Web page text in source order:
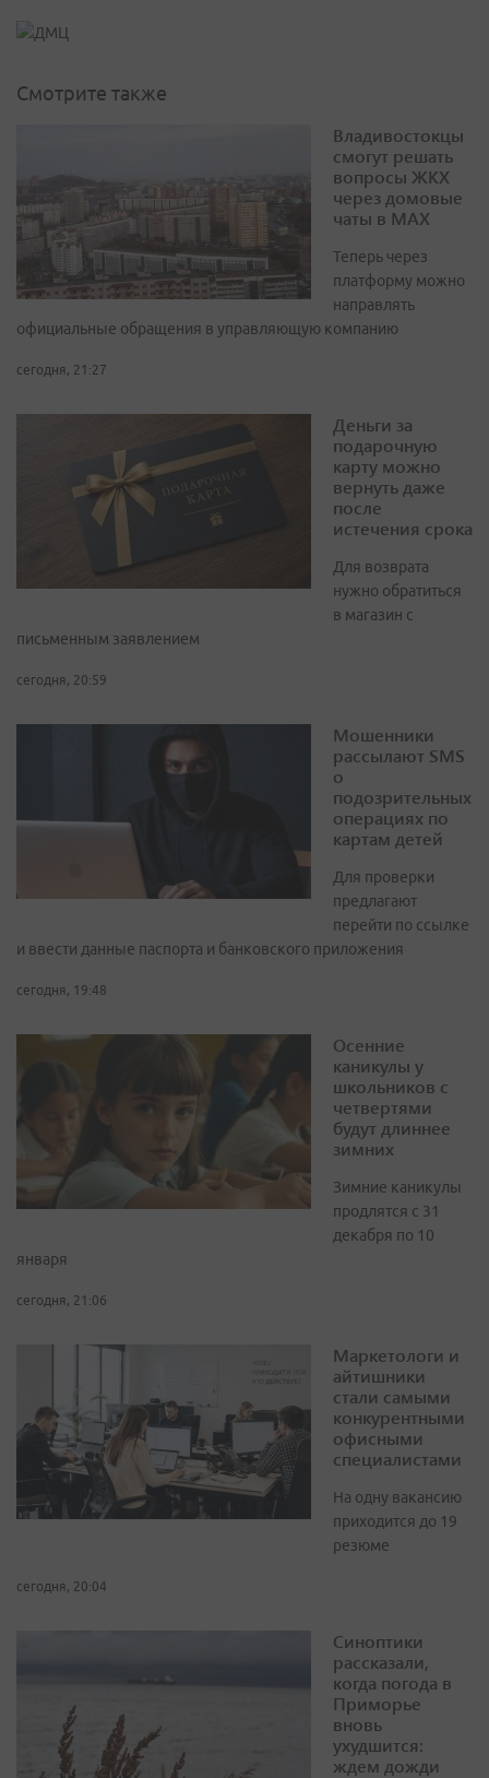
Смотрите также
Владивостокцы
смогут решать
вопросы ЖКХ
через домовые
чаты в МАХ
Теперь через
платформу можно
направлять
официальные обращения в управляющую компанию
сегодня, 21:27
Деньги за
подарочную
карту можно
вернуть даже
после
истечения срока
Для возврата
нужно обратиться
в магазин с
письменным заявлением
сегодня, 20:59
Мошенники
рассылают SMS
о
подозрительных
операциях по
картам детей
Для проверки
предлагают
перейти по ссылке
и ввести данные паспорта и банковского приложения
сегодня, 19:48
Осенние
каникулы у
школьников с
четвертями
будут длиннее
зимних
Зимние каникулы
продлятся с 31
декабря по 10
января
сегодня, 21:06
Маркетологи и
айтишники
стали самыми
конкурентными
офисными
специалистами
На одну вакансию
приходится до 19
резюме
сегодня, 20:04
Синоптики
рассказали,
когда погода в
Приморье
вновь
ухудшится:
ждем дожди